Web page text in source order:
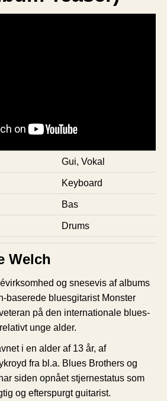
Gui, Vokal
Keyboard
Bas
Drums
Welch
og snesevis af albums
baserede bluesgitarist Monster
på den internationale blues-
unge alder.
i en alder af 13 år, af
fra bl.a. Blues Brothers og
siden opnået stjernestatus som
og efterspurgt guitarist.